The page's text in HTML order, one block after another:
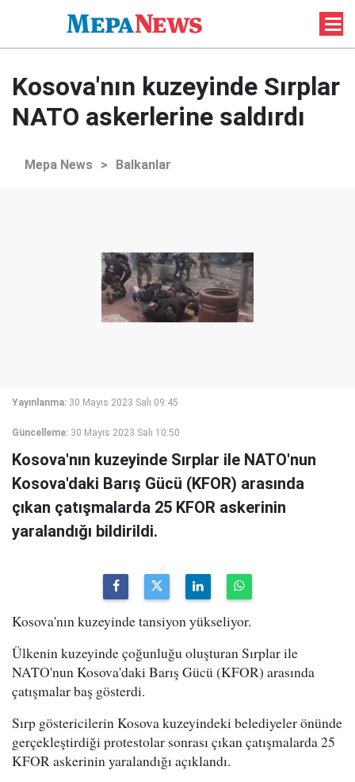
Kosova'nın kuzeyinde Sırplar
NATO askerlerine saldırdı
Mepa News > Balkanlar
Yayınlanma: 30 Mayıs 2023 Salı 09:45
Güncelleme: 30 Mayıs 2023 Salı 10:50
Kosova'nın kuzeyinde Sırplar ile NATO'nun
Kosova'daki Barış Gücü (KFOR) arasında
çıkan çatışmalarda 25 KFOR askerinin
yaralandığı bildirildi.
Kosova'nın kuzeyinde tansiyon yükseliyor.
Ülkenin kuzeyinde çoğunluğu oluşturan Sırplar ile
NATO'nun Kosova'daki Barış Gücü (KFOR) arasında
çatışmalar baş gösterdi.
Sırp göstericilerin Kosova kuzeyindeki belediyeler önünde
gerçekleştirdiği protestolar sonrası çıkan çatışmalarda 25
KFOR askerinin yaralandığı açıklandı.